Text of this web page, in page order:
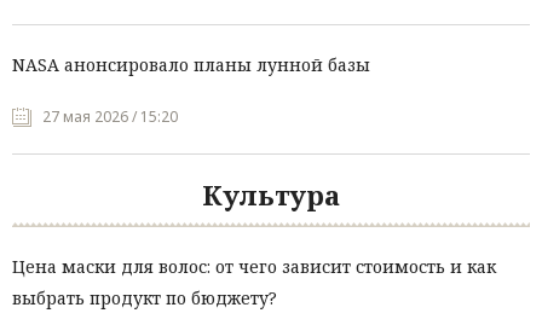
NASA анонсировало планы лунной базы
27 мая 2026 / 15:20
Культура
Цена маски для волос: от чего зависит стоимость и как
выбрать продукт по бюджету?